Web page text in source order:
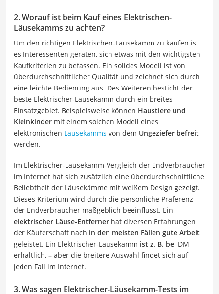
2. Worauf ist beim Kauf eines Elektrischen-
Läusekamms zu achten?
Um den richtigen Elektrischen-Läusekamm zu kaufen ist
es Interessenten geraten, sich etwas mit den wichtigsten
Kaufkriterien zu befassen. Ein solides Modell ist von
überdurchschnittlicher Qualität und zeichnet sich durch
eine leichte Bedienung aus. Des Weiteren besticht der
beste Elektrischer-Läusekamm durch ein breites
Einsatzgebiet. Beispielsweise können Haustiere und
Kleinkinder mit einem solchen Modell eines
elektronischen Läusekamms von dem Ungeziefer befreit
werden.
Im Elektrischer-Läusekamm-Vergleich der Endverbraucher
im Internet hat sich zusätzlich eine überdurchschnittliche
Beliebtheit der Läusekämme mit weißem Design gezeigt.
Dieses Kriterium wird durch die persönliche Präferenz
der Endverbraucher maßgeblich beeinflusst. Ein
elektrischer Läuse-Entferner hat diversen Erfahrungen
der Käuferschaft nach in den meisten Fällen gute Arbeit
geleistet. Ein Elektrischer-Läusekamm ist z. B. bei DM
erhältlich, – aber die breitere Auswahl findet sich auf
jeden Fall im Internet.
3. Was sagen Elektrischer-Läusekamm-Tests im